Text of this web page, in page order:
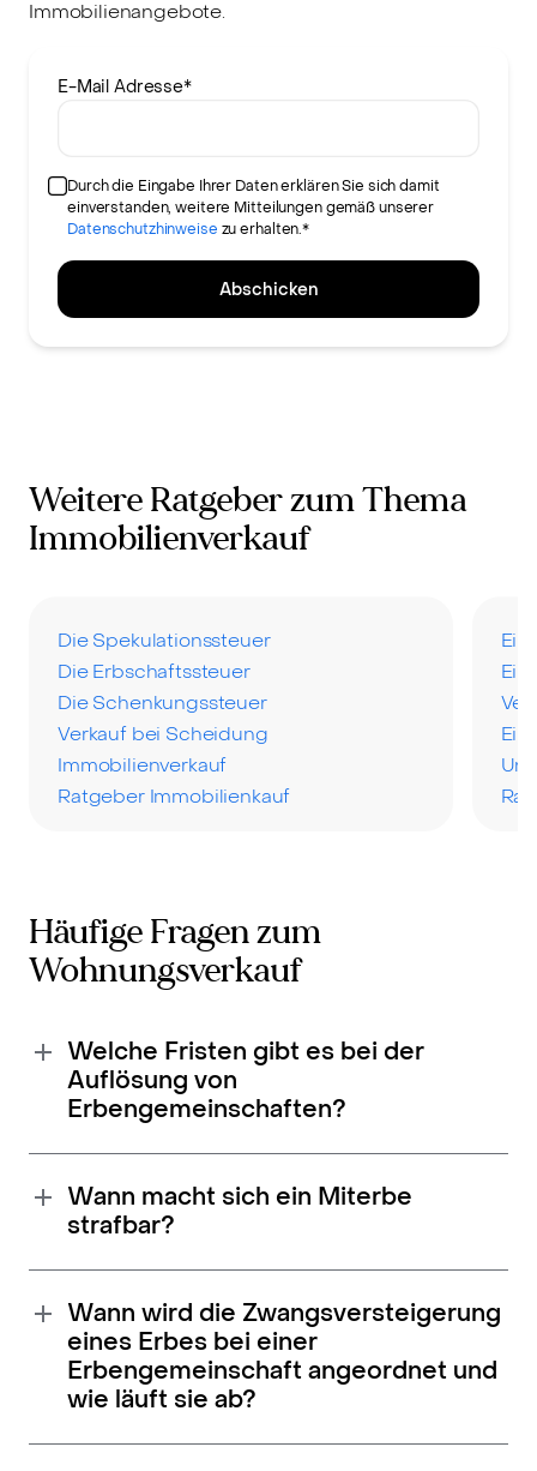
Immobilienangebote.
E-Mail Adresse*
Durch die Eingabe Ihrer Daten erklären Sie sich damit
einverstanden, weitere Mitteilungen gemäß unserer
Datenschutzhinweise zu erhalten.*
Abschicken
Weitere Ratgeber zum Thema
Immobilienverkauf
Die Spekulationssteuer
Die Erbschaftssteuer
Die Schenkungssteuer
Verkauf bei Scheidung
Immobilienverkauf
Ratgeber Immobilienkauf
Ein
Ein
Häufige Fragen zum
Wohnungsverkauf
Welche Fristen gibt es bei der
Auflösung von
Erbengemeinschaften?
Wann macht sich ein Miterbe
strafbar?
Wann wird die Zwangsversteigerung
eines Erbes bei einer
Erbengemeinschaft angeordnet und
wie läuft sie ab?